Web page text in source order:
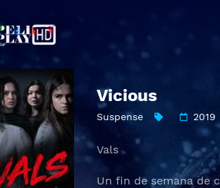
Vicious
Suspense 2019
Vals
Un fin de semana de